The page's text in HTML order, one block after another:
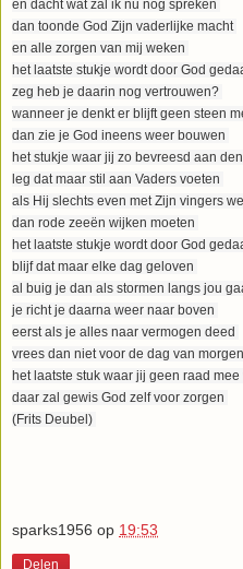
en dacht wat zal ik nu nog spreken
dan toonde God Zijn vaderlijke macht
en alle zorgen van mij weken
het laatste stukje wordt door God
zeg heb je daarin nog vertrouwen?
wanneer je denkt er blijft geen steen
dan zie je God ineens weer bouwen
het stukje waar jij zo bevreesd aan
leg dat maar stil aan Vaders voeten
als Hij slechts even met Zijn vingers
dan rode zeeën wijken moeten
het laatste stukje wordt door God
blijf dat maar elke dag geloven
al buig je dan als stormen langs jou
je richt je daarna weer naar boven
eerst als je alles naar vermogen deed
vrees dan niet voor de dag van morgen
het laatste stuk waar jij geen raad
daar zal gewis God zelf voor zorgen
(Frits Deubel)
sparks1956 op 19:53
Delen